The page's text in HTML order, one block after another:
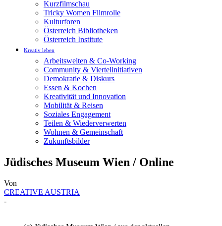
Kurzfilmschau
Tricky Women Filmrolle
Kulturforen
Österreich Bibliotheken
Österreich Institute
Kreativ leben
Arbeitswelten & Co-Working
Community & Viertelinitiativen
Demokratie & Diskurs
Essen & Kochen
Kreativität und Innovation
Mobilität & Reisen
Soziales Engagement
Teilen & Wiederverwerten
Wohnen & Gemeinschaft
Zukunftsbilder
Jüdisches Museum Wien / Online
Von
CREATIVE AUSTRIA
-